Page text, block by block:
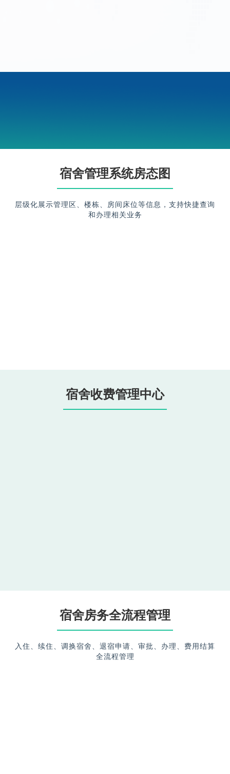
宿舍管理系统房态图
层级化展示管理区、楼栋、房间床位等信息，支持快捷查询
和办理相关业务
宿舍收费管理中心
宿舍房务全流程管理
入住、续住、调换宿舍、退宿申请、审批、办理、费用结算
全流程管理